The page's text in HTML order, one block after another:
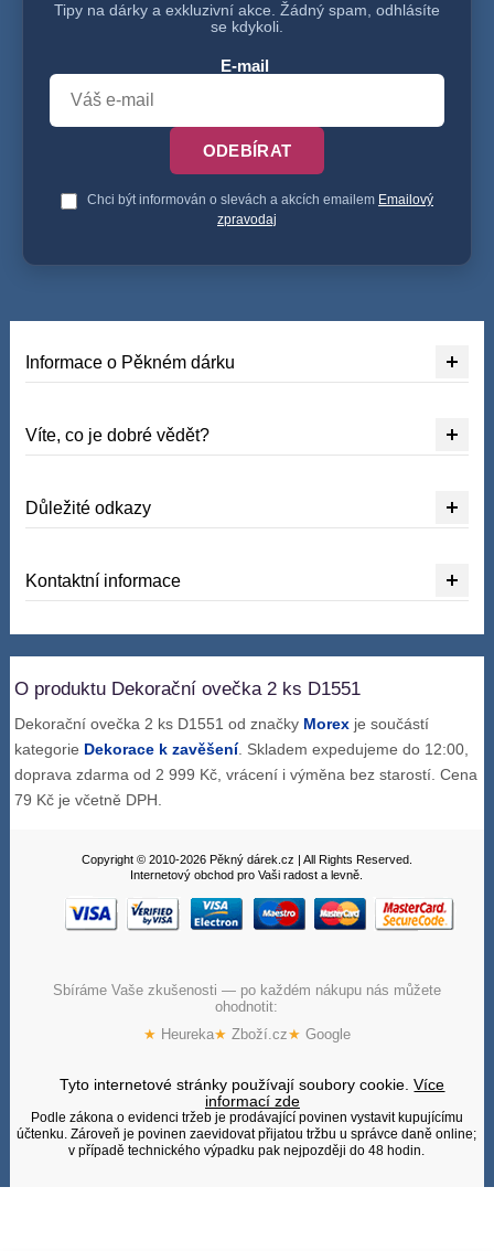
Tipy na dárky a exkluzivní akce. Žádný spam, odhlásíte
se kdykoli.
E-mail
ODEBÍRAT
Chci být informován o slevách a akcích emailem Emailový
zpravodaj
Informace o Pěkném dárku
Víte, co je dobré vědět?
Důležité odkazy
Kontaktní informace
O produktu Dekorační ovečka 2 ks D1551
Dekorační ovečka 2 ks D1551 od značky Morex je součástí
kategorie Dekorace k zavěšení. Skladem expedujeme do 12:00,
doprava zdarma od 2 999 Kč, vrácení i výměna bez starostí. Cena
79 Kč je včetně DPH.
Copyright © 2010-2026 Pěkný dárek.cz | All Rights Reserved.
Internetový obchod pro Vaši radost a levně.
Sbíráme Vaše zkušenosti — po každém nákupu nás můžete
ohodnotit:
★ Heureka★ Zboží.cz★ Google
Tyto internetové stránky používají soubory cookie.Více
informací zde
Podle zákona o evidenci tržeb je prodávající povinen vystavit kupujícímu
účtenku. Zároveň je povinen zaevidovat přijatou tržbu u správce daně online;
v případě technického výpadku pak nejpozději do 48 hodin.